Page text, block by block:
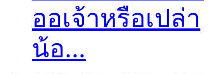
ออเจ้าหรือเปล่า
น้อ…